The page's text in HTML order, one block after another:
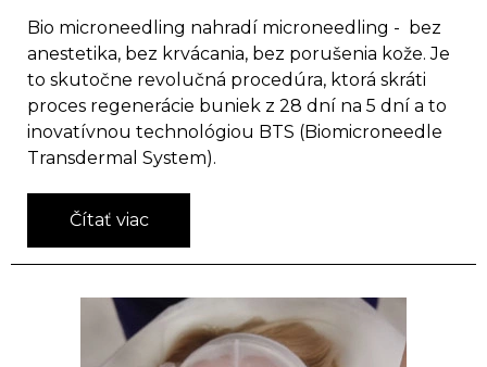
Bio microneedling nahradí microneedling - bez
anestetika, bez krvácania, bez porušenia kože. Je
to skutočne revolučná procedúra, ktorá skráti
proces regenerácie buniek z 28 dní na 5 dní a to
inovatívnou technológiou BTS (Biomicroneedle
Transdermal System).
Čítať viac